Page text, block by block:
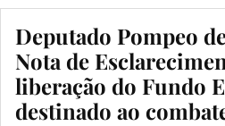
Deputado Pompeo
Nota de
liberação do Fundo
destinado ao